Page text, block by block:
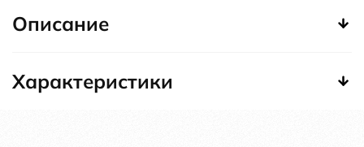
Описание
Характеристики